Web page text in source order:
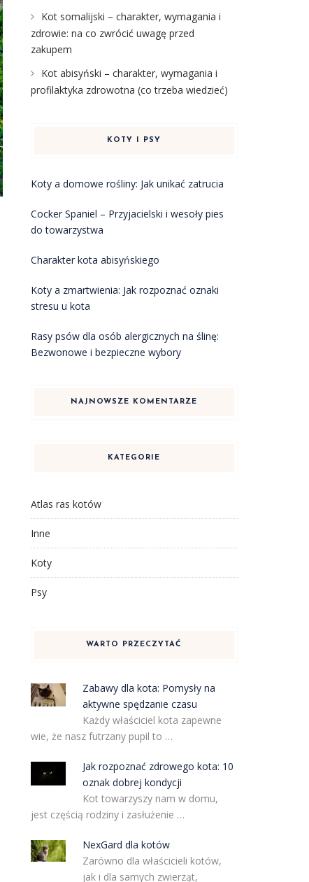
Kot somalijski – charakter, wymagania i
zdrowie: na co zwrócić uwagę przed
zakupem
Kot abisyński – charakter, wymagania i
profilaktyka zdrowotna (co trzeba wiedzieć)
KOTY I PSY
Koty a domowe rośliny: Jak unikać zatrucia
Cocker Spaniel – Przyjacielski i wesoły pies
do towarzystwa
Charakter kota abisyńskiego
Koty a zmartwienia: Jak rozpoznać oznaki
stresu u kota
Rasy psów dla osób alergicznych na ślinę:
Bezwonowe i bezpieczne wybory
NAJNOWSZE KOMENTARZE
KATEGORIE
Atlas ras kotów
Inne
Koty
Psy
WARTO PRZECZYTAĆ
Zabawy dla kota: Pomysły na
aktywne spędzanie czasu
Każdy właściciel kota zapewne
wie, że nasz futrzany pupil to …
Jak rozpoznać zdrowego kota: 10
oznak dobrej kondycji
Kot towarzyszy nam w domu,
jest częścią rodziny i zasłużenie …
NexGard dla kotów
Zarówno dla właścicieli kotów,
jak i dla samych zwierząt,